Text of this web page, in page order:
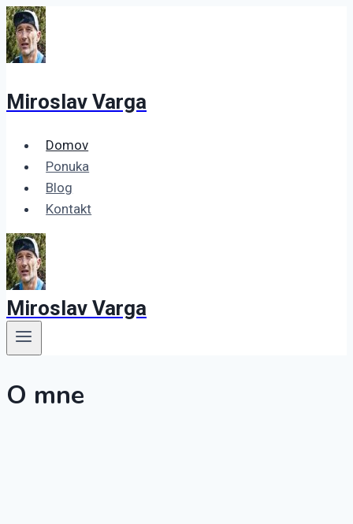
Skip
to
content
Miroslav Varga
Domov
Ponuka
Blog
Kontakt
Miroslav Varga
O mne